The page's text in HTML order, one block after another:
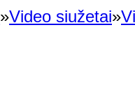
»Video siužetai»